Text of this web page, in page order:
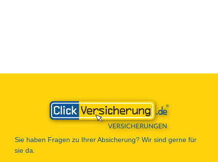
Sie haben Fragen zu Ihrer Absicherung? Wir sind gerne für
sie da.